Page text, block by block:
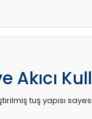
Akıcı
tuş yapısı